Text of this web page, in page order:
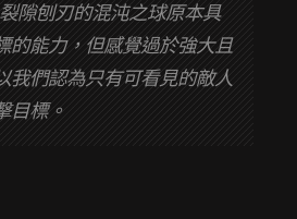
裂隙刨刃的混沌之球原本具
的能力，但感覺過於強大且
我們認為只有可看見的敵人
目標。